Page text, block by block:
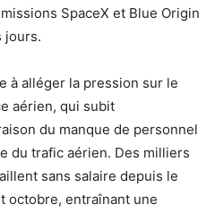
SpaceX et Blue Origin
jours.
à alléger la pression sur le
aérien, qui subit
du manque de personnel
du trafic aérien. Des milliers
sans salaire depuis le
octobre, entraînant une